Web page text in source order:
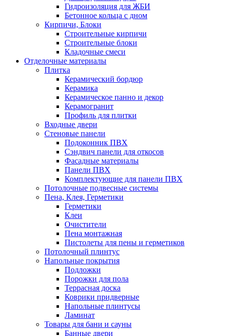
Гидроизоляция для ЖБИ
Бетонное кольца с дном
Кирпичи, Блоки
Строительные кирпичи
Строительные блоки
Кладочные смеси
Отделочные материалы
Плитка
Керамический бордюр
Керамика
Керамическое панно и декор
Керамогранит
Профиль для плитки
Входные двери
Стеновые панели
Подоконник ПВХ
Сэндвич панели для откосов
Фасадные материалы
Панели ПВХ
Комплектующие для панели ПВХ
Потолочные подвесные системы
Пена, Клея, Герметики
Герметики
Клеи
Очистители
Пена монтажная
Пистолеты для пены и герметиков
Потолочный плинтус
Напольные покрытия
Подложки
Порожки для пола
Террасная доска
Коврики придверные
Напольные плинтусы
Ламинат
Товары для бани и сауны
Банные двери